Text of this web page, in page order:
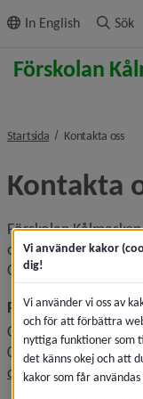
innehållet
In English Sök
Startsida Kontakta oss
Kontakta
Förskolan
om det behövs. Just
Om du som förälder
Rektor
Charlotte Nyberg
090-16 58 78
Vi använder kakor
dig!
Vi använder vi oss av
och för att förbättra
nyttiga funktioner som
det känns okej och att
kakor som får